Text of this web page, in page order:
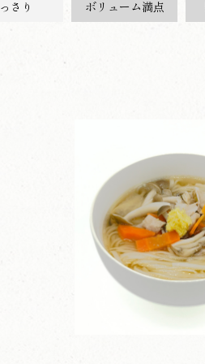
さり ボリューム満点